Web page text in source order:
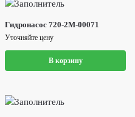
Гидронасос 720-2M-00071
Уточняйте цену
В корзину